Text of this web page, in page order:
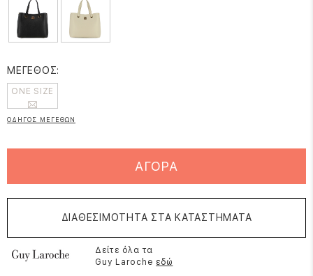
ΜΕΓΕΘΟΣ:
ONE SIZE
ΟΔΗΓΟΣ ΜΕΓΕΘΩΝ
ΑΓΟΡΑ
ΔΙΑΘΕΣΙΜΟΤΗΤΑ ΣΤΑ ΚΑΤΑΣΤΗΜΑΤΑ
Δείτε όλα τα
Guy Laroche εδώ